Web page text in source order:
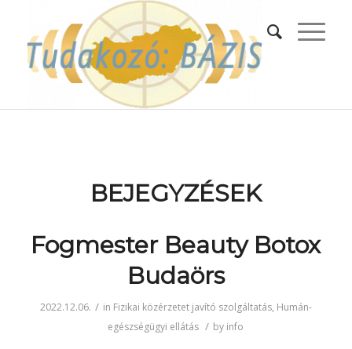
BEJEGYZÉSEK
Fogmester Beauty Botox
Budaörs
2022.12.06. / in Fizikai közérzetet javító szolgáltatás, Humán-
egészségügyi ellátás / by info